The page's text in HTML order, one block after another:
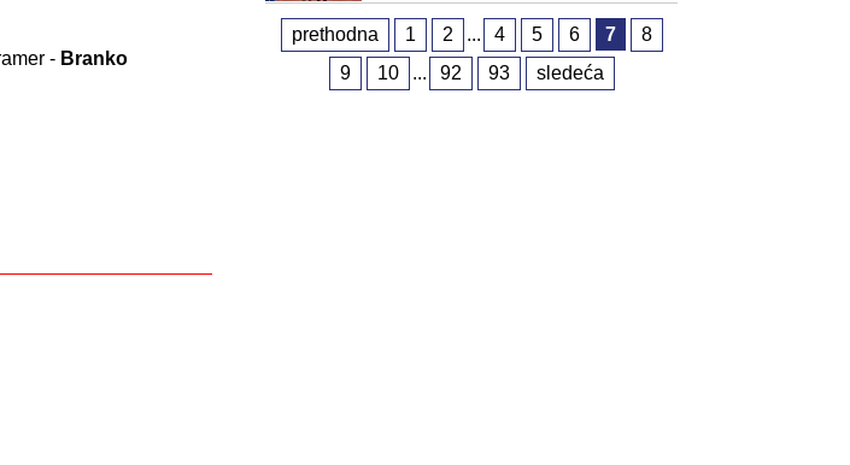
- Branko
prethodna 1 2 ... 4 5 6 7
8
9
10 ... 92 93 sledeća